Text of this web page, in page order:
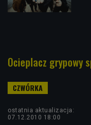
Ocieplacz grypowy
ostatnia aktualizacja:
07.12.2010 18:00